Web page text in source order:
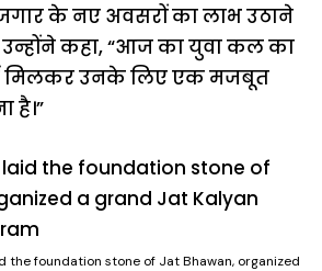
के नए अवसरों का लाभ उठाने
उन्होंने कहा, “आज का युवा कल का
मिलकर उनके लिए एक मजबूत
है।”
the foundation stone of Jat Bhawan, organized